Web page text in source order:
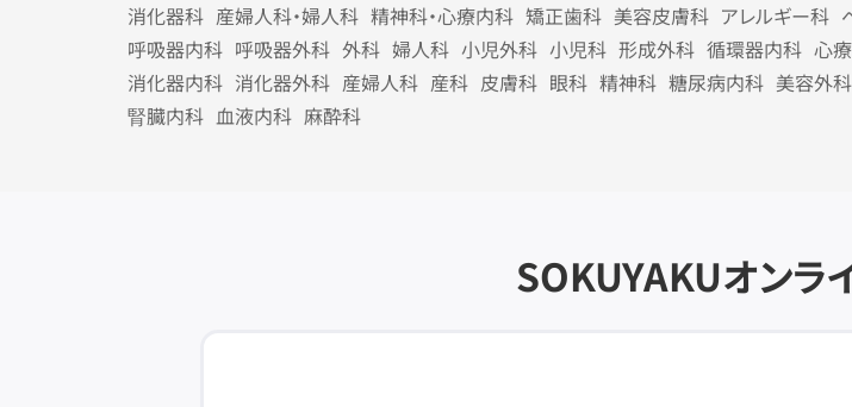
消化器科 産婦人科・婦人科 精神科・心療内科 矯正歯科 美容皮膚科 アレルギー科
呼吸器内科 呼吸器外科 外科 婦人科 小児外科 小児科 形成外科 循環器内科 心
消化器内科 消化器外科 産婦人科 産科 皮膚科 眼科 精神科 糖尿病内科 美容外科
腎臓内科 血液内科 麻酔科
SOKUYAKUオンラ